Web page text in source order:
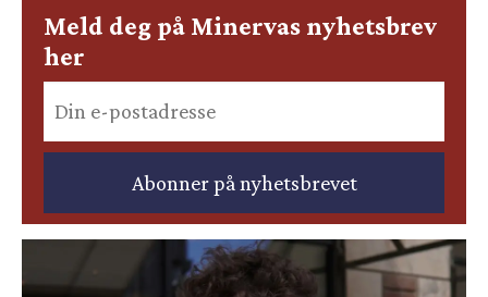
Meld deg på Minervas nyhetsbrev
her